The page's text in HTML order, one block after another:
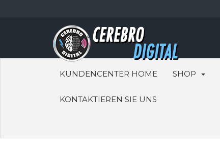
KUNDENCENTER HOME SHOP
KONTAKTIEREN SIE UNS